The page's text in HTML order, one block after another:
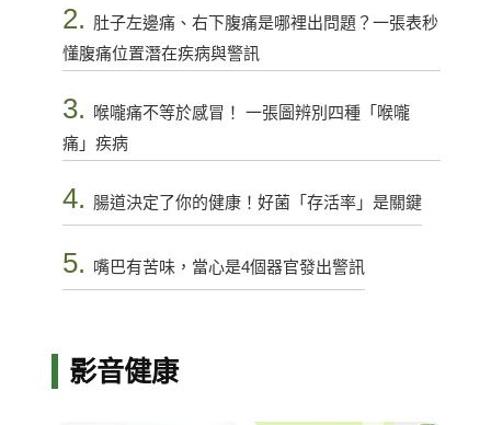
2. 肚子左邊痛、右下腹痛是哪裡出問題？一張表秒
懂腹痛位置潛在疾病與警訊
3.
喉嚨痛不等於感冒！ 一張圖辨別四種「喉嚨
痛」疾病
4. 腸道決定了你的健康！好菌「存活率」是關鍵
5. 嘴巴有苦味，當心是4個器官發出警訊
影音健康